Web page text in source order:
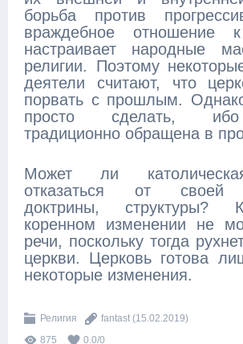
борьба против
враждебное
настраивает народные
религии. Поэтому
деятели считают, что
порвать с прошлым.
просто сделать,
традиционно обращена в
Может ли
отказаться от своей
доктрины, структуры?
коренном изменении не
речи, поскольку тогда
церкви. Церковь готова
некоторые изменения.
Религия fantast (15.02.2019)
875
0.0/0